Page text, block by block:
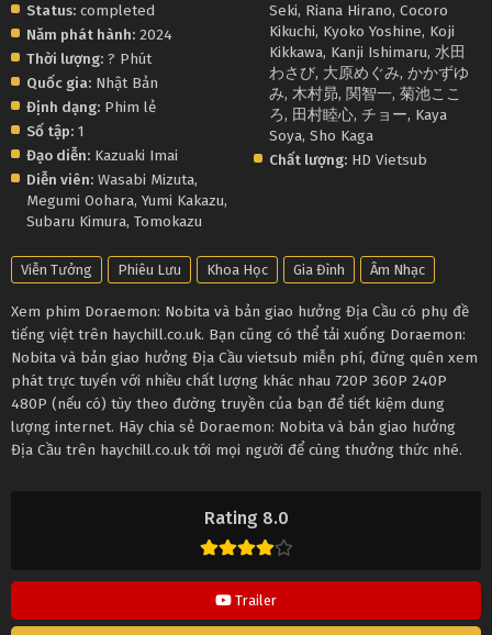
Rating 8.0
Trailer
Status: completed
Năm phát hành: 2024
Thời lượng: ? Phút
Quốc gia: Nhật Bản
Định dạng: Phim lẻ
Số tập: 1
Đạo diễn: Kazuaki Imai
Diễn viên: Wasabi Mizuta,
Megumi Oohara, Yumi Kakazu,
Subaru Kimura, Tomokazu
Seki, Riana Hirano,Cocoro
Kikuchi, Kyoko Yoshine, Koji
Kikkawa, Kanji Ishimaru,水田
わさび, 大原めぐみ,かかずゆ
み,木村昴, 関智一,菊池ここ
ろ, 田村睦心,チョー, Kaya
Soya,Sho Kaga
Chất lượng: HD Vietsub
Viễn Tưởng Phiêu Lưu Khoa Học Gia Đình Âm Nhạc
Xem phim Doraemon: Nobita và bản giao hưởng Địa Cầu có phụ đề
tiếng việt trên haychill.co.uk. Bạn cũng có thể tải xuống Doraemon:
Nobita và bản giao hưởng Địa Cầu vietsub miễn phí, đừng quên xem
phát trực tuyến với nhiều chất lượng khác nhau 720P 360P 240P
480P (nếu có) tùy theo đường truyền của bạn để tiết kiệm dung
lượng internet. Hãy chia sẻ Doraemon: Nobita và bản giao hưởng
Địa Cầu trên haychill.co.uk tới mọi người để cùng thưởng thức nhé.